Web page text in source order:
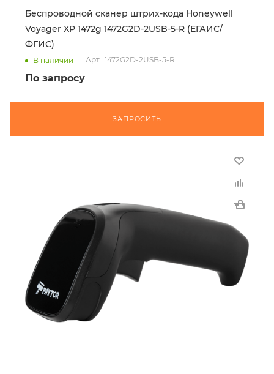
Беспроводной сканер штрих-кода Honeywell
Voyager XP 1472g 1472G2D-2USB-5-R (ЕГАИС/
ФГИС)
В наличии Арт.: 1472G2D-2USB-5-R
По запросу
ЗАПРОСИТЬ